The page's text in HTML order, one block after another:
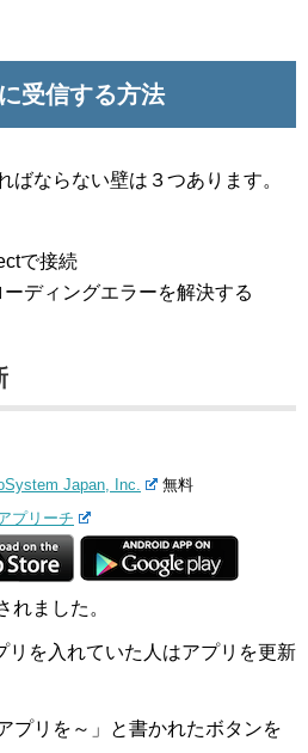
受信する方法
ばならない壁は３つあります。
で接続
ディングエラーを解決する
Japan, Inc.
無料
プリーチ
れました。
リを入れていた人はアプリを更新
プリを～」と書かれたボタンを